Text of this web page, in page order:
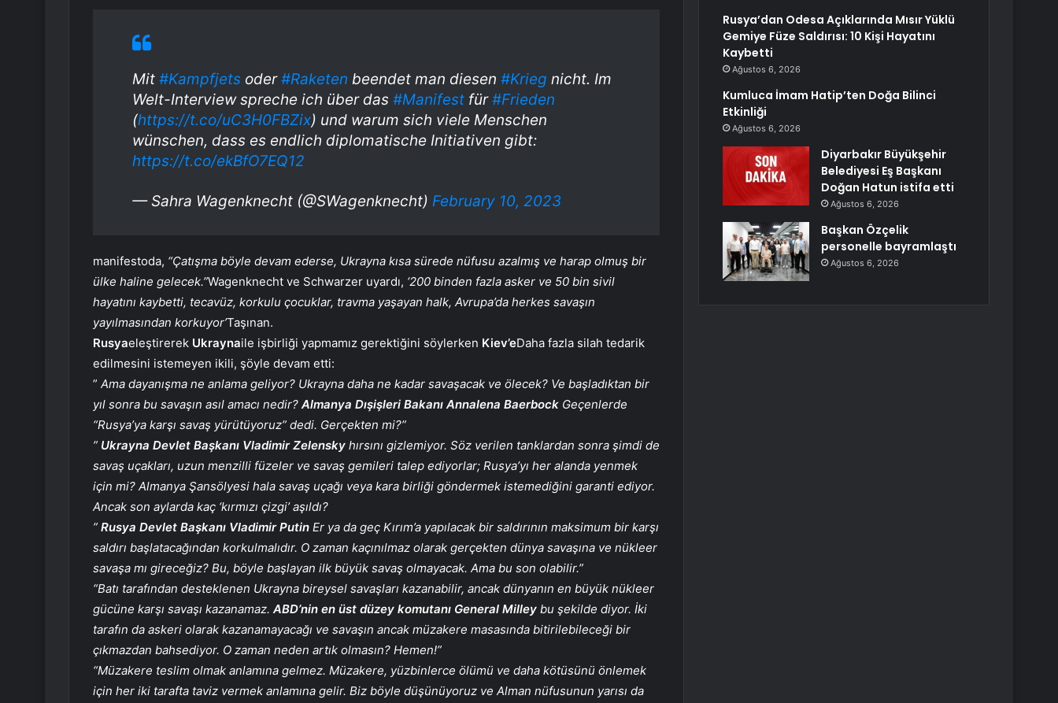
Mit #Kampfjets oder#Raketen beendet man diesen #Krieg nicht. Im
Welt-Interview spreche ich über das #Manifest für#Frieden
(https://t.co/uC3H0FBZix) und warum sich viele Menschen
wünschen, dass es endlich diplomatische Initiativen gibt:
https://t.co/ekBfO7EQ12
— Sahra Wagenknecht (@SWagenknecht) February 10, 2023
manifestoda, “Çatışma böyle devam ederse, Ukrayna kısa sürede nüfusu azalmış ve harap olmuş bir
ülke haline gelecek.”Wagenknecht ve Schwarzer uyardı, ‘200 binden fazla asker ve 50 bin sivil
hayatını kaybetti, tecavüz, korkulu çocuklar, travma yaşayan halk, Avrupa’da herkes savaşın
yayılmasından korkuyor’Taşınan.
Rusyaeleştirerek Ukraynaile işbirliği yapmamız gerektiğini söylerken Kiev’eDaha fazla silah tedarik
edilmesini istemeyen ikili, şöyle devam etti:
” Ama dayanışma ne anlama geliyor? Ukrayna daha ne kadar savaşacak ve ölecek? Ve başladıktan bir
yıl sonra bu savaşın asıl amacı nedir? Almanya Dışişleri Bakanı Annalena Baerbock Geçenlerde
“Rusya’ya karşı savaş yürütüyoruz” dedi. Gerçekten mi?”
” Ukrayna Devlet Başkanı Vladimir Zelensky hırsını gizlemiyor. Söz verilen tanklardan sonra şimdi de
savaş uçakları, uzun menzilli füzeler ve savaş gemileri talep ediyorlar; Rusya’yı her alanda yenmek
için mi? Almanya Şansölyesi hala savaş uçağı veya kara birliği göndermek istemediğini garanti ediyor.
Ancak son aylarda kaç ‘kırmızı çizgi’ aşıldı?
” Rusya Devlet Başkanı Vladimir Putin Er ya da geç Kırım’a yapılacak bir saldırının maksimum bir karşı
saldırı başlatacağından korkulmalıdır. O zaman kaçınılmaz olarak gerçekten dünya savaşına ve nükleer
savaşa mı gireceğiz? Bu, böyle başlayan ilk büyük savaş olmayacak. Ama bu son olabilir.”
“Batı tarafından desteklenen Ukrayna bireysel savaşları kazanabilir, ancak dünyanın en büyük nükleer
gücüne karşı savaşı kazanamaz. ABD’nin en üst düzey komutanı General Milley bu şekilde diyor. İki
tarafın da askeri olarak kazanamayacağı ve savaşın ancak müzakere masasında bitirilebileceği bir
çıkmazdan bahsediyor. O zaman neden artık olmasın? Hemen!”
“Müzakere teslim olmak anlamına gelmez. Müzakere, yüzbinlerce ölümü ve daha kötüsünü önlemek
için her iki tarafta taviz vermek anlamına gelir. Biz böyle düşünüyoruz ve Alman nüfusunun yarısı da
Rusya’dan Odesa Açıklarında Mısır Yüklü
Gemiye Füze Saldırısı: 10 Kişi Hayatını
Kaybetti
Ağustos 6, 2026
Kumluca İmam Hatip’ten Doğa Bilinci
Etkinliği
Ağustos 6, 2026
Diyarbakır Büyükşehir
Belediyesi Eş Başkanı
Doğan Hatun istifa etti
Ağustos 6, 2026
Başkan Özçelik
personelle bayramlaştı
Ağustos 6, 2026